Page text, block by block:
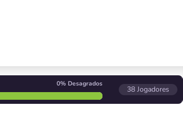
0% Desagrados
38 Jogadores